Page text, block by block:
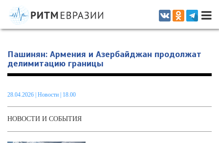
Информационно-аналитическое издание, посвященное актуальным
проблемам интеграции на постсоветском пространстве
Пашинян: Армения и Азербайджан продолжат
делимитацию границы
28.04.2026 Новости | 18.00
НОВОСТИ И СОБЫТИЯ